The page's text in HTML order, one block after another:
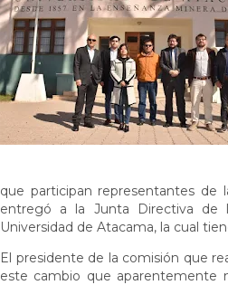
que participan representantes de
entregó a la Junta Directiva
Universidad de Atacama, la cual
El presidente de la comisión que
este cambio que aparentemente